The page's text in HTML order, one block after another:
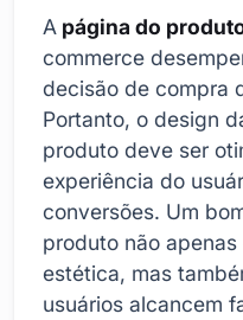
A página do
commerce
decisão de compra
Portanto, o design
produto deve ser
experiência do
conversões. Um
produto não
estética, mas
usuários alcancem